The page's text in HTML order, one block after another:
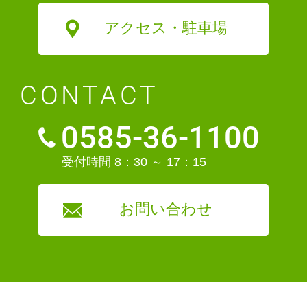
アクセス・駐車場
CONTACT
0585-36-1100
受付時間 8：30 ～ 17：15
お問い合わせ